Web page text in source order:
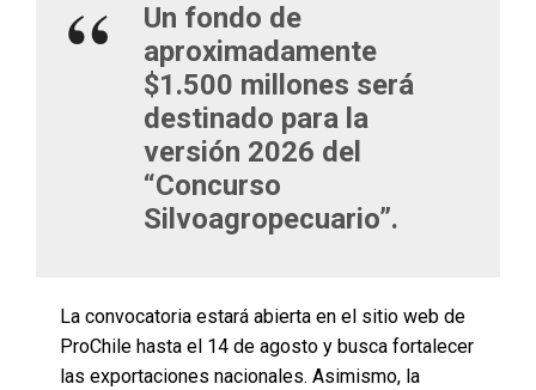
Un fondo de
aproximadamente
$1.500 millones será
destinado para la
versión 2026 del
“Concurso
Silvoagropecuario”.
La convocatoria estará abierta en el sitio web de
ProChile hasta el 14 de agosto y busca fortalecer
las exportaciones nacionales. Asimismo, la